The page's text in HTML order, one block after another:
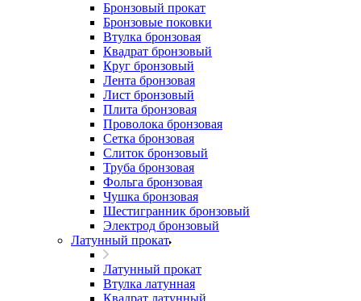
Бронзовый прокат
Бронзовые поковки
Втулка бронзовая
Квадрат бронзовый
Круг бронзовый
Лента бронзовая
Лист бронзовый
Плита бронзовая
Проволока бронзовая
Сетка бронзовая
Слиток бронзовый
Труба бронзовая
Фольга бронзовая
Чушка бронзовая
Шестигранник бронзовый
Электрод бронзовый
Латунный прокат
Латунный прокат
Втулка латунная
Квадрат латунный